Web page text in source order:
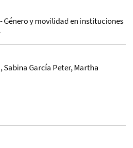
Género y movilidad en instituciones
Sabina García Peter, Martha